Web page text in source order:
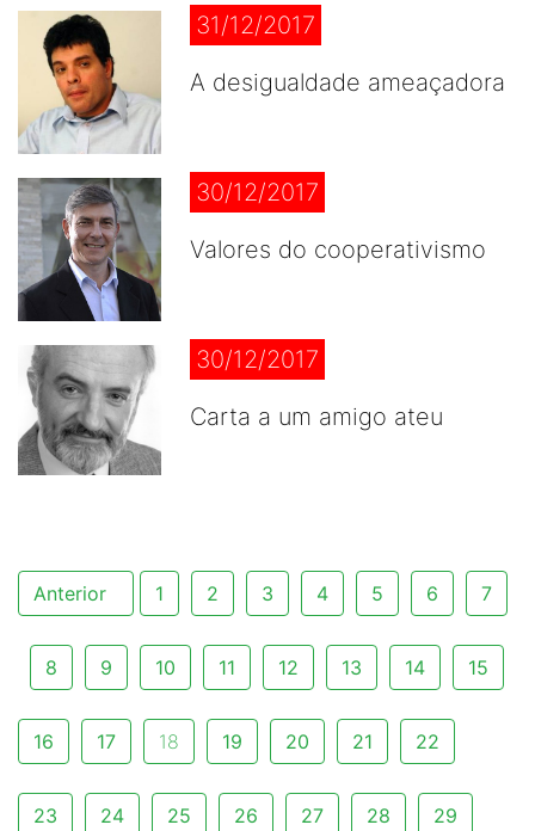
31/12/2017
A desigualdade ameaçadora
30/12/2017
Valores do cooperativismo
30/12/2017
Carta a um amigo ateu
Anterior 1 2 3 4 5 6 7
8 9 10 11 12 13 14 15
16 17 18 19 20 21 22
23 24 25 26 27 28 29